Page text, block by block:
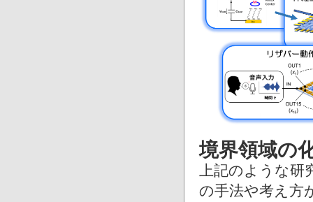
境界領域の
上記のような
の手法や考え方